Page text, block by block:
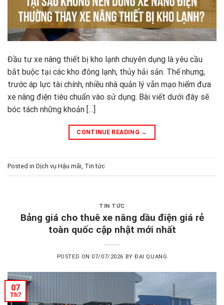
Đầu tư xe nâng thiết bị kho lạnh chuyên dụng là yêu cầu
bắt buộc tại các kho đông lạnh, thủy hải sản. Thế nhưng,
trước áp lực tài chính, nhiều nhà quản lý vẫn mạo hiểm đưa
xe nâng điện tiêu chuẩn vào sử dụng. Bài viết dưới đây sẽ
bóc tách những khoản […]
CONTINUE READING →
Posted in Dịch vụ Hậu mãi, Tin tức
TIN TỨC
Bảng giá cho thuê xe nâng dầu điện giá rẻ
toàn quốc cập nhật mới nhất
POSTED ON 07/07/2026 BYĐẠI QUANG
07
Th7